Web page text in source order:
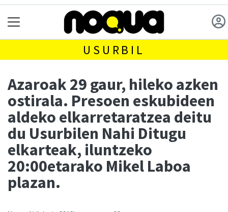
USURBIL
Azaroak 29 gaur, hileko azken
ostirala. Presoen eskubideen
aldeko elkarretaratzea deitu
du Usurbilen Nahi Ditugu
elkarteak, iluntzeko
20:00etarako Mikel Laboa
plazan.